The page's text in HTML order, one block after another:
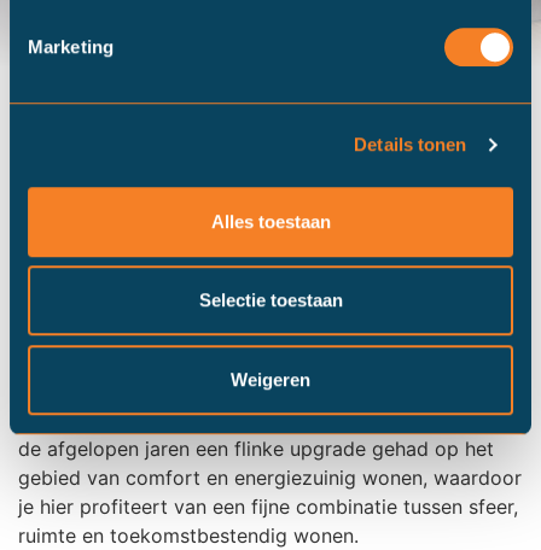
Marketing
Details tonen
Alles toestaan
Selectie toestaan
Weigeren
Alle foto's
Beschrijving Gysbert
Japicxstraat 84
In een rustige straat in Leeuwarden staat deze leuke
openslaande deuren naar de tuin én een
indrukwekkende verduurzamingsslag. De woning heeft
de afgelopen jaren een flinke upgrade gehad op het
gebied van comfort en energiezuinig wonen, waardoor
je hier profiteert van een fijne combinatie tussen sfeer,
ruimte en toekomstbestendig wonen.